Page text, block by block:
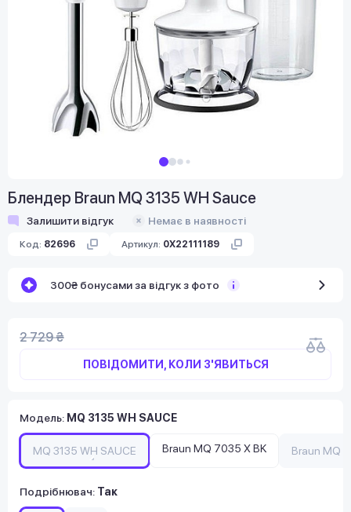
Блендер Braun MQ 3135 WH Sauce
Залишити відгук Немає в наявності
Код: 82696 Артикул: 0X22111189
300₴ бонусами за відгук з фото
2 729 ₴
ПОВІДОМИТИ, КОЛИ З'ЯВИТЬСЯ
Модель: MQ 3135 WH SAUCE
MQ 3135 WH SAUCE Braun MQ 7035 X BK Braun MQ
Подрібнювач: Так